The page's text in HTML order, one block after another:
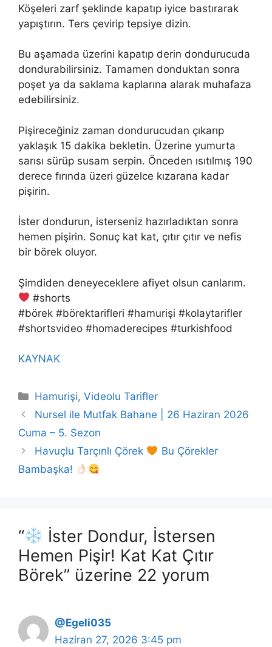
Köşeleri zarf şeklinde kapatıp iyice bastırarak
yapıştırın. Ters çevirip tepsiye dizin.
Bu aşamada üzerini kapatıp derin dondurucuda
dondurabilirsiniz. Tamamen donduktan sonra
poşet ya da saklama kaplarına alarak muhafaza
edebilirsiniz.
Pişireceğiniz zaman dondurucudan çıkarıp
yaklaşık 15 dakika bekletin. Üzerine yumurta
sarısı sürüp susam serpin. Önceden ısıtılmış 190
derece fırında üzeri güzelce kızarana kadar
pişirin.
İster dondurun, isterseniz hazırladıktan sonra
hemen pişirin. Sonuç kat kat, çıtır çıtır ve nefis
bir börek oluyor.
Şimdiden deneyeceklere afiyet olsun canlarım.
#shorts
#börek #börektarifleri #hamurişi #kolaytarifler
#shortsvideo #homaderecipes #turkishfood
KAYNAK
Kategoriler
Hamurişi,Videolu Tarifler
Nursel ile Mutfak Bahane | 26 Haziran 2026
Cuma – 5. Sezon
Havuçlu Tarçınlı Çörek
Bu Çörekler
Bambaşka!
“
İster Dondur, İstersen
Hemen Pişir! Kat Kat Çıtır
Börek” üzerine 22 yorum
@Egeli035
Haziran 27, 2026 3:45 pm